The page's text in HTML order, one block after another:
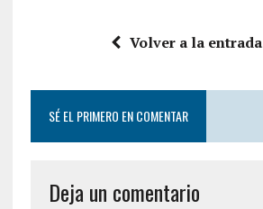
Volver a la entrada
SÉ EL PRIMERO EN COMENTAR
Deja un comentario